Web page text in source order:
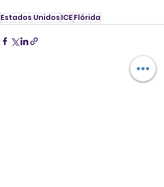
Estados Unidos ICE Flórida